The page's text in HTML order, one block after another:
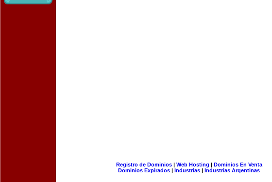
Registro de Dominios| Web Hosting | Dominios En Venta
Dominios Expirados | Industrias | Industrias Argentinas